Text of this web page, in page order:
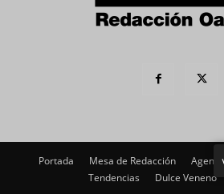
Portada Mesa de Redacción
Tendencias
Dulce Veneno